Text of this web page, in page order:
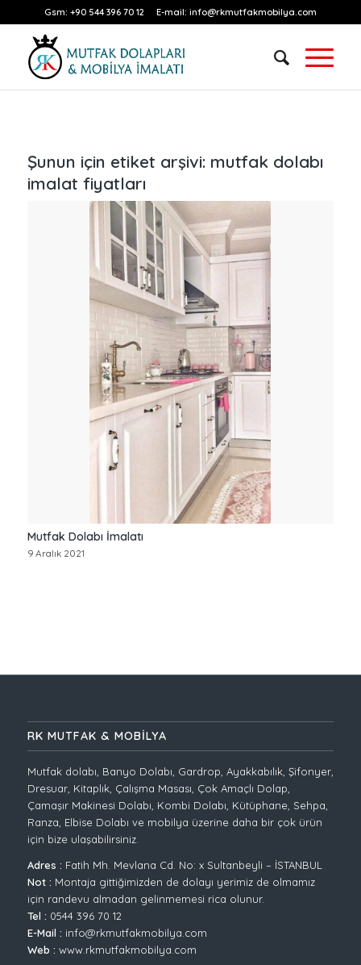
Gsm: +90 544 396 70 12 E-mail: info@rkmutfakmobilya.com
Şunun için etiket arşivi: mutfak dolabı
imalat fiyatları
Mutfak Dolabı İmalatı
9 Aralık 2021
RK MUTFAK & MOBİLYA
Mutfak dolabı, Banyo Dolabı, Gardrop, Ayakkabılık, Şifonyer,
Dresuar, Kitaplık, Çalışma Masası, Çok Amaçlı Dolap,
Çamaşır Makinesi Dolabı, Kombi Dolabı, Kütüphane, Sehpa,
Ranza, Elbise Dolabı ve mobilya üzerine daha bir çok ürün
için bize ulaşabilirsiniz.
Adres : Fatih Mh. Mevlana Cd. No: x Sultanbeyli – İSTANBUL
Not : Montaja gittiğimizden de dolayı yerimiz de olmamız
için randevu almadan gelinmemesi rica olunur.
Tel : 0544 396 70 12
E-Mail : info@rkmutfakmobilya.com
Web : www.rkmutfakmobilya.com